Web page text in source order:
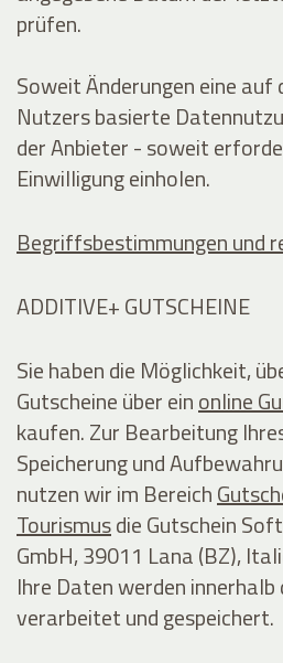
prüfen.
Soweit Änderungen eine auf
Nutzers basierte
der Anbieter - soweit
Einwilligung einholen.
Begriffsbestimmungen und
ADDITIVE+ GUTSCHEINE
Sie haben die Möglichkeit,
Gutscheine über einonline
kaufen. Zur Bearbeitung
Speicherung und
nutzen wir im Bereich
Tourismusdie Gutschein
GmbH, 39011 Lana (BZ),
Ihre Daten werden innerhalb
verarbeitet und gespeichert.